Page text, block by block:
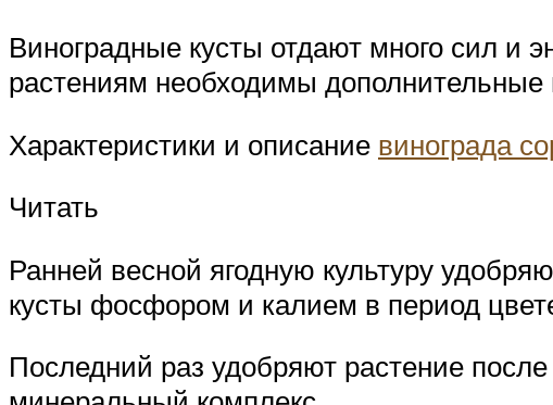
Виноградные кусты отдают много сил и
растениям необходимы дополнительные
Характеристики и описание винограда
Читать
Ранней весной ягодную культуру
кусты фосфором и калием в период
Последний раз удобряют растение